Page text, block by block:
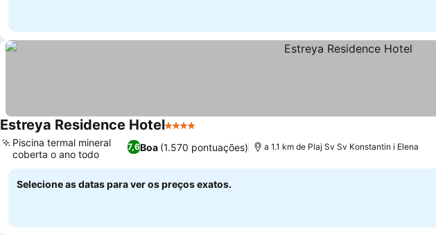
Estreya Residence Hotel4 Estrelas
7,6Boa (1.570 pontuações)
Piscina termal mineral
coberta o ano todo
a 1.1 km de Plaj Sv Sv Konstantin i Elena
Selecione as datas para ver os preços exatos.